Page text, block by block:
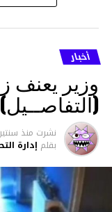
أخبار
وزير يعنف
(التفاصــيل)
نشرت منذ
بقلم إدارة